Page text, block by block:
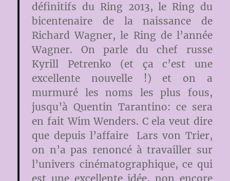
définitifs du Ring 2013, le Ring du
bicentenaire de la naissance de
Richard Wagner, le Ring de l’année
Wagner. On parle du chef russe
Kyrill Petrenko (et ça c’est une
excellente nouvelle !) et on a
murmuré les noms les plus fous,
jusqu’à Quentin Tarantino: ce sera
en fait Wim Wenders. C ela veut dire
que depuis l’affaire Lars von Trier,
on n’a pas renoncé à travailler sur
l’univers cinématographique, ce qui